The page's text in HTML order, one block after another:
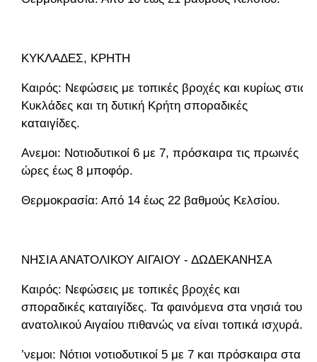
ΚΥΚΛΑΔΕΣ, ΚΡΗΤΗ
Καιρός: Νεφώσεις με τοπικές βροχές και κυρίως στις
Κυκλάδες και τη δυτική Κρήτη σποραδικές
καταιγίδες.
Ανεμοι: Νοτιοδυτικοί 6 με 7, πρόσκαιρα τις πρωινές
ώρες έως 8 μποφόρ.
Θερμοκρασία: Από 14 έως 22 βαθμούς Κελσίου.
ΝΗΣΙΑ ΑΝΑΤΟΛΙΚΟΥ ΑΙΓΑΙΟΥ - ΔΩΔΕΚΑΝΗΣΑ
Καιρός: Νεφώσεις με τοπικές βροχές και
σποραδικές καταιγίδες. Τα φαινόμενα στα νησιά του
ανατολικού Αιγαίου πιθανώς να είναι τοπικά ισχυρά.
’νεμοι: Νότιοι νοτιοδυτικοί 5 με 7 και πρόσκαιρα στα